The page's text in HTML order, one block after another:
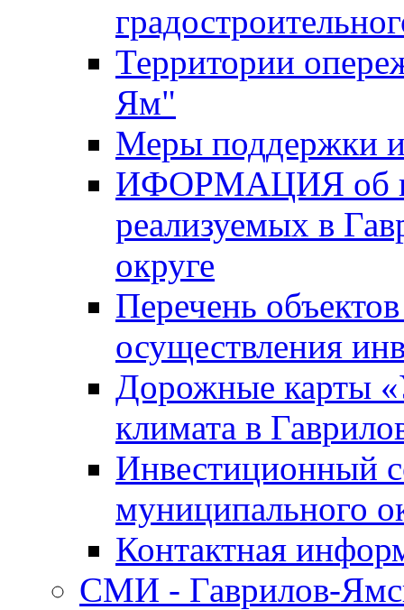
Территории
Ям"
Меры поддержки
ИФОРМАЦИЯ об
реализуемых в
округе
Перечень
осуществления
Дорожные карты
климата в
Инвестиционный
муниципального
Контактная
СМИ - Гаврилов-